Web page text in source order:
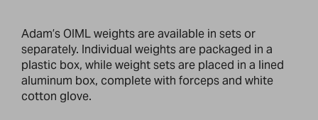
Adam’s OIML weights are available in sets or
separately. Individual weights are packaged in a
plastic box, while weight sets are placed in a lined
aluminum box, complete with forceps and white
cotton glove.